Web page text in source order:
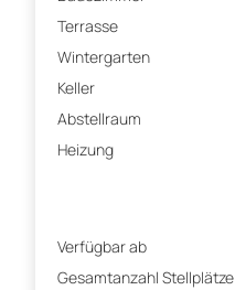
Terrasse
Wintergarten
Keller
Abstellraum
Heizung
Verfügbar ab
Gesamtanzahl Stellplätze